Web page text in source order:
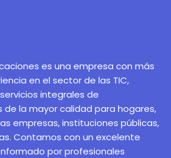
es una empresa con más
en el sector de las TIC,
integrales de
la mayor calidad para hogares,
empresas, instituciones públicas,
Contamos con un excelente
por profesionales